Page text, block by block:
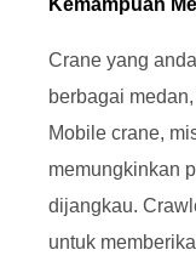
Kemampuan
Crane yang
berbagai
Mobile crane,
memungkinkan
dijangkau.
untuk